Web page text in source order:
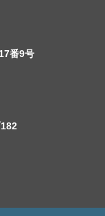
番9号